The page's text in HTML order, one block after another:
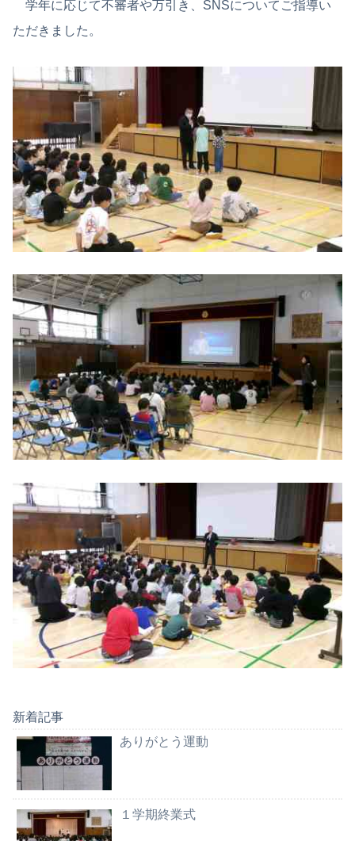
学年に応じて不審者や万引き、SNSについてご指導い
ただきました。
新着記事
ありがとう運動
１学期終業式